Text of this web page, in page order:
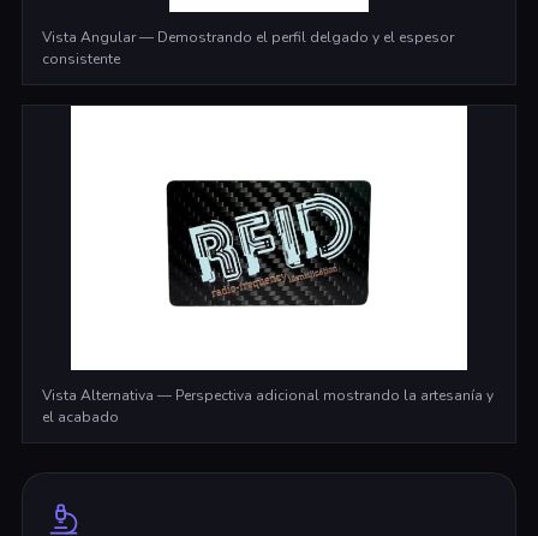
Vista Angular — Demostrando el perfil delgado y el espesor
consistente
Vista Alternativa — Perspectiva adicional mostrando la artesanía y
el acabado